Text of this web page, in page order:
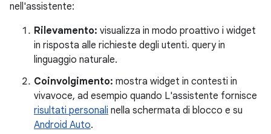
nell'assistente:
Rilevamento: visualizza in modo proattivo i widget
in risposta alle richieste degli utenti. query in
linguaggio naturale.
Coinvolgimento: mostra widget in contesti in
vivavoce, ad esempio quando L'assistente fornisce
risultati personali nella schermata di blocco e su
Android Auto.